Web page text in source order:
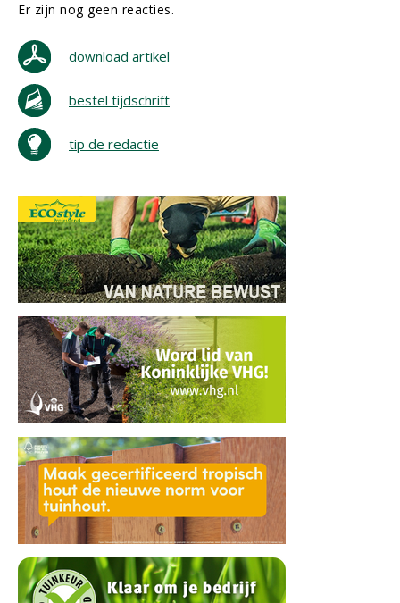
Er zijn nog geen reacties.
download artikel
bestel tijdschrift
tip de redactie